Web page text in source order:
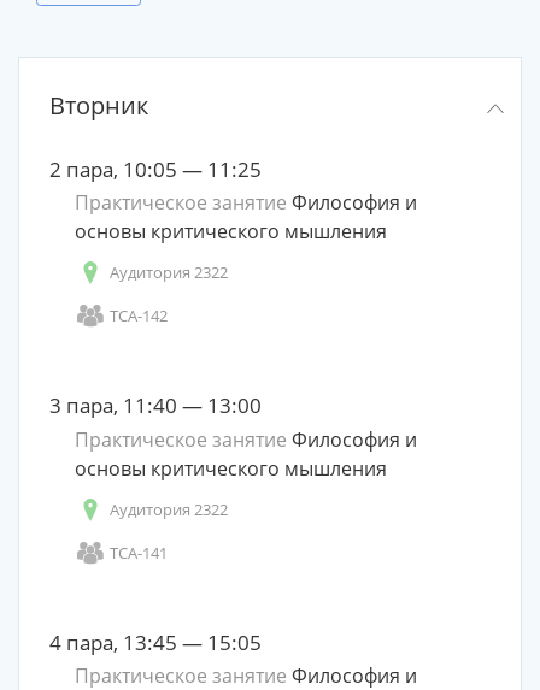
Вторник
2 пара, 10:05 — 11:25
Практическое занятие Философия и
основы критического мышления
Аудитория 2322
ТСА-142
3 пара, 11:40 — 13:00
Практическое занятие Философия и
основы критического мышления
Аудитория 2322
ТСА-141
4 пара, 13:45 — 15:05
Практическое занятие Философия и